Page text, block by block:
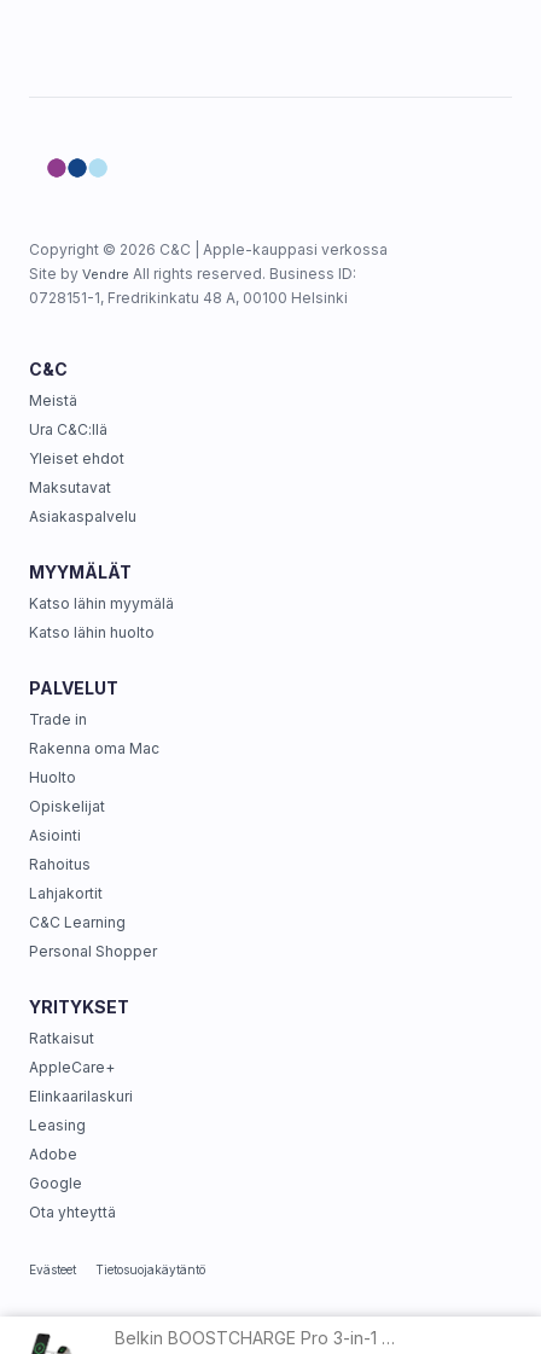
Belkin BOOSTCHARGE Pro 3-in-1 Magnetic Wireless QI2 15W Charging Station White
Copyright © 2026 C&C | Apple-kauppasi verkossa
Site by Vendre All rights reserved. Business ID:
0728151-1, Fredrikinkatu 48 A, 00100 Helsinki
C&C
Meistä
Ura C&C:llä
Yleiset ehdot
Maksutavat
Asiakaspalvelu
MYYMÄLÄT
Katso lähin myymälä
Katso lähin huolto
PALVELUT
Trade in
Rakenna oma Mac
Huolto
Opiskelijat
Asiointi
Rahoitus
Lahjakortit
C&C Learning
Personal Shopper
YRITYKSET
Ratkaisut
AppleCare+
Elinkaarilaskuri
Leasing
Adobe
Google
Ota yhteyttä
Evästeet Tietosuojakäytäntö